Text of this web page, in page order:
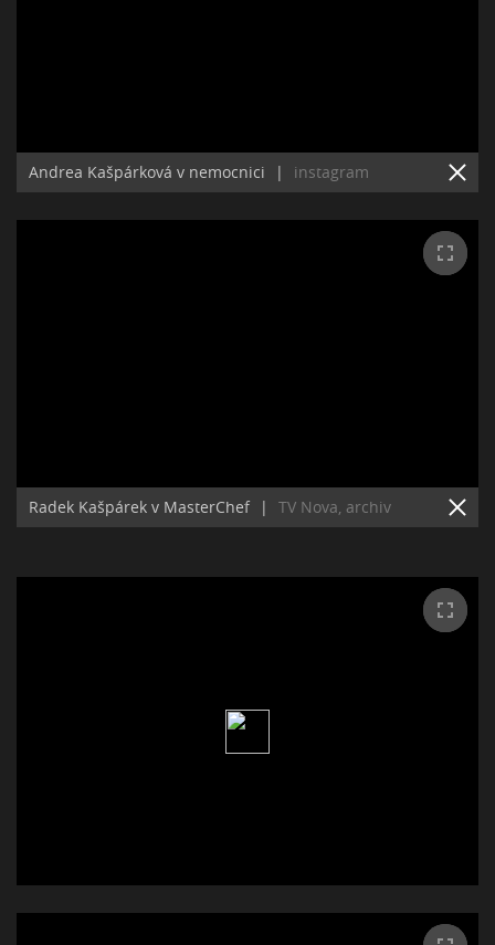
Andrea Kašpárková v nemocnici | instagram
Radek Kašpárek v MasterChef | TV Nova, archiv